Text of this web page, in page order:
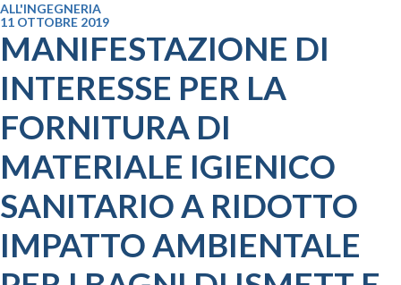
ALL'INGEGNERIA
11 OTTOBRE 2019
MANIFESTAZIONE DI
INTERESSE PER LA
FORNITURA DI
MATERIALE IGIENICO
SANITARIO A RIDOTTO
IMPATTO AMBIENTALE